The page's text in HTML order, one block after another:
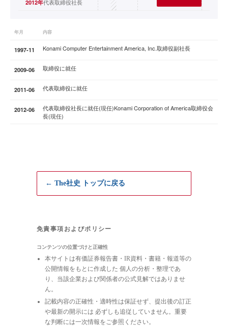
2012年代表取締役社長
年月 内容
1997-11 Konami Computer Entertainment America, Inc.取締役副社長
2009-06 取締役に就任
2011-06 代表取締役に就任
2012-06
代表取締役社長に就任(現任)Konami Corporation of America取締役会
長(現任)
← The社史 トップに戻る
免責事項およびポリシー
コンテンツの位置づけと正確性
本サイトは有価証券報告書・IR資料・書籍・報道等の
公開情報をもとに作成した 個人の分析・整理であ
り、当該企業および関係者の公式見解ではありませ
ん。
記載内容の正確性・適時性は保証せず、提出後の訂正
や最新の開示には 必ずしも追従していません。重要
な判断には一次情報をご参照ください。